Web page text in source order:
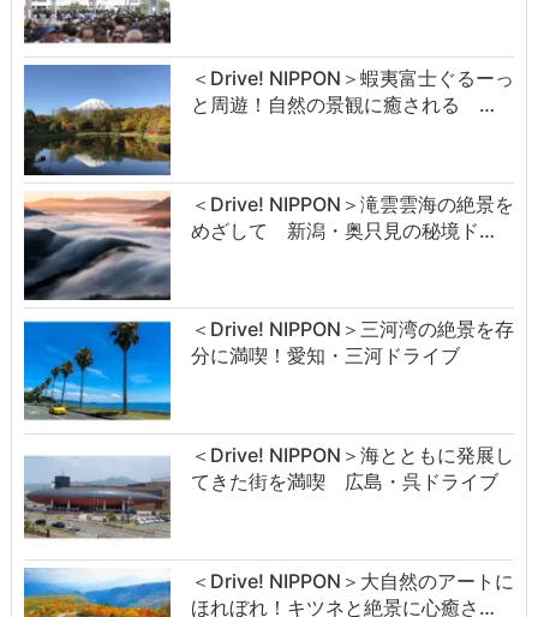
＜Drive! NIPPON＞蝦夷富士ぐるーっ
と周遊！自然の景観に癒される …
＜Drive! NIPPON＞滝雲雲海の絶景を
めざして 新潟・奥只見の秘境ド…
＜Drive! NIPPON＞三河湾の絶景を存
分に満喫！愛知・三河ドライブ
＜Drive! NIPPON＞海とともに発展し
てきた街を満喫 広島・呉ドライブ
＜Drive! NIPPON＞大自然のアートに
ほれぼれ！キツネと絶景に心癒さ…